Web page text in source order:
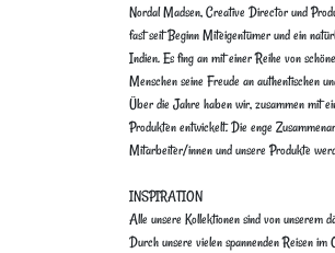
Nordal Madsen, Creative Director und
fast seit Beginn Miteigentümer und ein
Indien. Es fing an mit einer Reihe von
Menschen seine Freude an authentischen
Über die Jahre haben wir, zusammen mit
Produkten entwickelt. Die enge
Mitarbeiter/innen und unsere Produkte
INSPIRATION
Alle unsere Kollektionen sind von unserem
Durch unsere vielen spannenden Reisen